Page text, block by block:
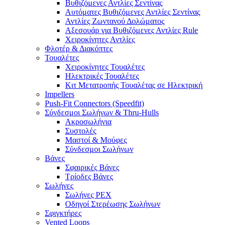
Βυθιζόμενες Αντλίες Σεντίνας
Αυτόματες Βυθιζόμενες Αντλίες Σεντίνας
Αντλίες Ζωντανού Δολώματος
Αξεσουάρ για Βυθιζόμενες Αντλίες Rule
Χειροκίνητες Αντλίες
Φλοτέρ & Διακόπτες
Τουαλέτες
Χειροκίνητες Τουαλέτες
Ηλεκτρικές Τουαλέτες
Κιτ Μετατροπής Τουαλέτας σε Ηλεκτρική
Impellers
Push-Fit Connectors (Speedfit)
Σύνδεσμοι Σωλήνων & Thru-Hulls
Ακροσωλήνια
Συστολές
Μαστοί & Μούφες
Σύνδεσμοι Σωλήνων
Βάνες
Σφαιρικές Βάνες
Τρίοδες Βάνες
Σωλήνες
Σωλήνες PEX
Οδηγοί Στερέωσης Σωλήνων
Σφιγκτήρες
Vented Loops